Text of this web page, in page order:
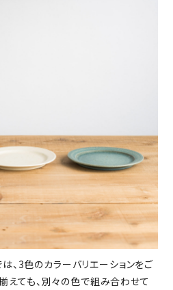
、3色のカラーバリエーションをご
えても、別々の色で組み合わせて